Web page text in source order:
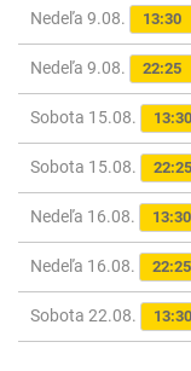
Nedeľa 9.08. 13:30
Nedeľa 9.08. 22:25
Sobota 15.08. 13:30
Sobota 15.08. 22:25
Nedeľa 16.08. 13:30
Nedeľa 16.08. 22:25
Sobota 22.08. 13:30